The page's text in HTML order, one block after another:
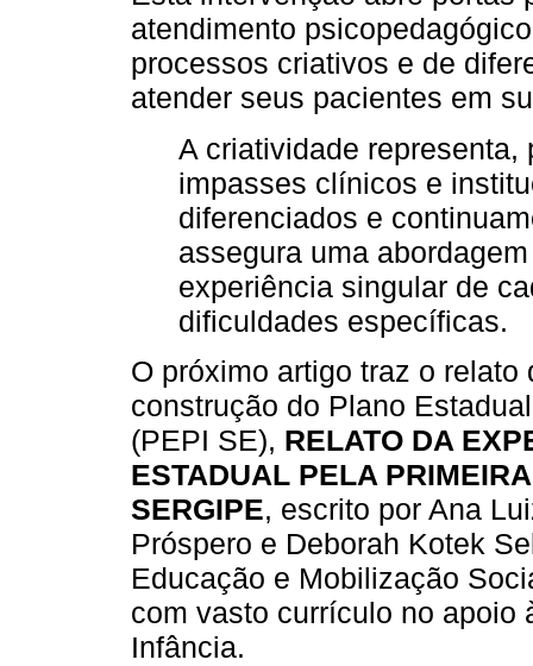
atendimento
processos criativos e de
atender seus pacientes em
A criatividade
impasses clínicos e
diferenciados e
assegura uma
experiência singular de
dificuldades específicas.
O próximo artigo traz o
construção do Plano
(PEPI SE), RELATO DA
ESTADUAL PELA
SERGIPE, escrito por Ana
Próspero e Deborah Kotek
Educação e Mobilização
com vasto currículo no apoio
Infância.